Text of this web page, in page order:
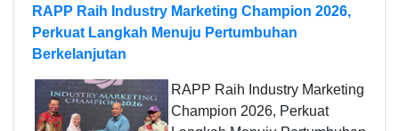
RAPP Raih Industry Marketing Champion 2026,
Perkuat Langkah Menuju Pertumbuhan
Berkelanjutan
RAPP Raih Industry Marketing
Champion 2026, Perkuat